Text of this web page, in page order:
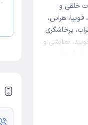
خلقی و
هراس،
پرخاشگری
نمایشی و
های
هیپنوتیزم ،